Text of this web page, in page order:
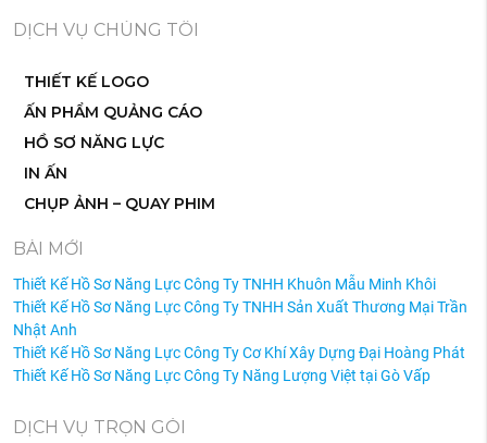
DỊCH VỤ CHÚNG TÔI
THIẾT KẾ LOGO
ẤN PHẨM QUẢNG CÁO
HỒ SƠ NĂNG LỰC
IN ẤN
CHỤP ẢNH – QUAY PHIM
BÀI MỚI
Thiết Kế Hồ Sơ Năng Lực Công Ty TNHH Khuôn Mẫu Minh Khôi
Thiết Kế Hồ Sơ Năng Lực Công Ty TNHH Sản Xuất Thương Mại Trần
Nhật Anh
Thiết Kế Hồ Sơ Năng Lực Công Ty Cơ Khí Xây Dựng Đại Hoàng Phát
Thiết Kế Hồ Sơ Năng Lực Công Ty Năng Lượng Việt tại Gò Vấp
DỊCH VỤ TRỌN GÓI